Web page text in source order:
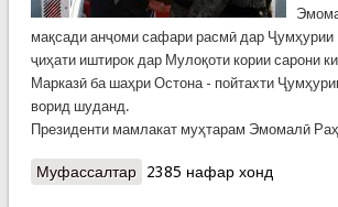
мақсади анҷоми сафари расмӣ дар Ҷумҳурии
ҷиҳати иштирок дар Мулоқоти кории сарони
Марказӣ ба шаҳри Остона - пойтахти
ворид шуданд.
Президенти мамлакат муҳтарам Эмомалӣ
Муфассалтаро Истиқбол дар шаҳри
2385 нафар хонд